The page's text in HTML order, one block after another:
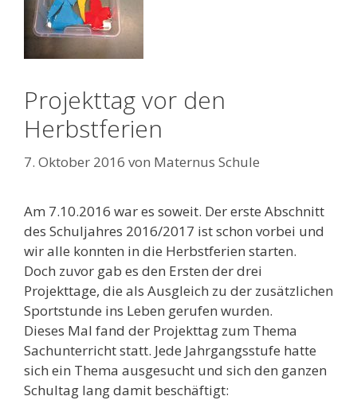
Projekttag vor den
Herbstferien
7. Oktober 2016 von Maternus Schule
Am 7.10.2016 war es soweit. Der erste Abschnitt
des Schuljahres 2016/2017 ist schon vorbei und
wir alle konnten in die Herbstferien starten.
Doch zuvor gab es den Ersten der drei
Projekttage, die als Ausgleich zu der zusätzlichen
Sportstunde ins Leben gerufen wurden.
Dieses Mal fand der Projekttag zum Thema
Sachunterricht statt. Jede Jahrgangsstufe hatte
sich ein Thema ausgesucht und sich den ganzen
Schultag lang damit beschäftigt: